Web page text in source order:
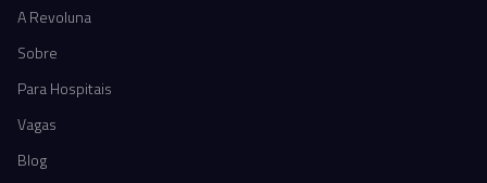
A Revoluna
Sobre
Para Hospitais
Vagas
Blog